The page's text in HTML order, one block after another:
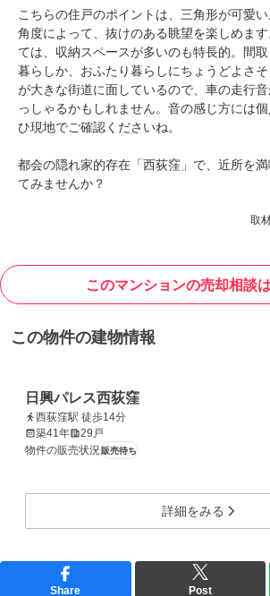
こちらの住戸のポイントは、三角形が可愛い
角度によって、抜けのある眺望を楽しめま
ては、収納スペースが多いのも特長的。間
暮らしか、おふたり暮らしにちょうどよさ
が大きな街道に面しているので、車の走行
っしゃるかもしれません。音の感じ方には
ひ現地でご確認くださいね。
都会の隠れ家的存在「西荻窪」で、近所を
てみませんか？
取
このマンションの売却相談
この物件の建物情報
日興パレス西荻窪
西荻窪駅 徒歩14分
築41年
29戸
物件の販売状況販売待ち
詳細をみる
Share Post